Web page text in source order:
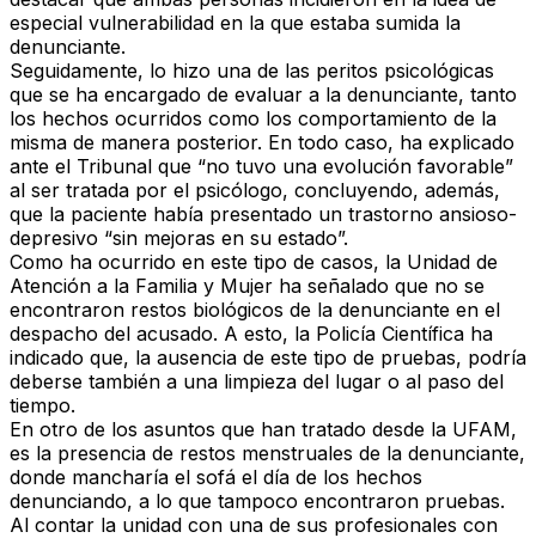
especial vulnerabilidad en la que estaba sumida la
denunciante.
Seguidamente, lo hizo una de las peritos psicológicas
que se ha encargado de evaluar a la denunciante, tanto
los hechos ocurridos como los comportamiento de la
misma de manera posterior. En todo caso, ha explicado
ante el Tribunal que “no tuvo una evolución favorable”
al ser tratada por el psicólogo, concluyendo, además,
que la paciente había presentado un trastorno ansioso-
depresivo “sin mejoras en su estado”.
Como ha ocurrido en este tipo de casos, la Unidad de
Atención a la Familia y Mujer ha señalado que no se
encontraron restos biológicos de la denunciante en el
despacho del acusado. A esto, la Policía Científica ha
indicado que, la ausencia de este tipo de pruebas, podría
deberse también a una limpieza del lugar o al paso del
tiempo.
En otro de los asuntos que han tratado desde la UFAM,
es la presencia de restos menstruales de la denunciante,
donde mancharía el sofá el día de los hechos
denunciando, a lo que tampoco encontraron pruebas.
Al contar la unidad con una de sus profesionales con